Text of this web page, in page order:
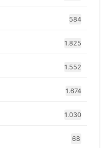
584
1.825
1.552
1.674
1.030
68